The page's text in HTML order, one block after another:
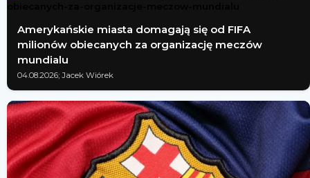
Amerykańskie miasta domagają się od FIFA
milionów obiecanych za organizację meczów
mundialu
04.08.2026; Jacek Wiórek